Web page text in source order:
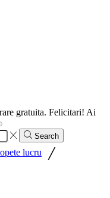
gratuita. Felicitari! Ai
Search
lucru /